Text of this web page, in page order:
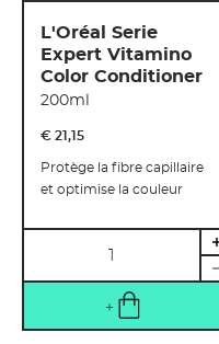
L'Oréal Serie
Expert Vitamino
Color Conditioner
200ml
€ 21 , 15
Protège la fibre capillaire
et optimise la couleur